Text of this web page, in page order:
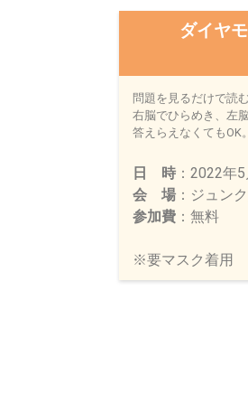
ダイヤ
問題を見るだけで読
右脳でひらめき、左
答えらえなくてもOK
日 時 ：2022年
会 場 ：ジュン
参加費 ：無料
※要マスク着用